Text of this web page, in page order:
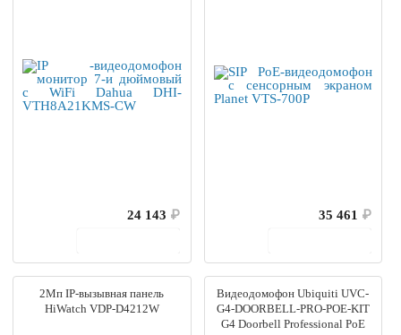
24 143 ₽
35 461 ₽
2Мп IP-вызывная панель
HiWatch VDP-D4212W
Видеодомофон Ubiquiti UVC-
G4-DOORBELL-PRO-POE-KIT
G4 Doorbell Professional PoE